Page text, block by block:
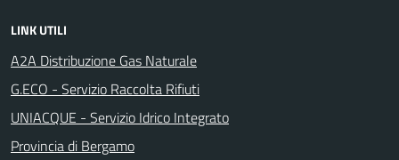
LINK UTILI
A2A Distribuzione Gas Naturale
G.ECO - Servizio Raccolta Rifiuti
UNIACQUE - Servizio Idrico Integrato
Provincia di Bergamo